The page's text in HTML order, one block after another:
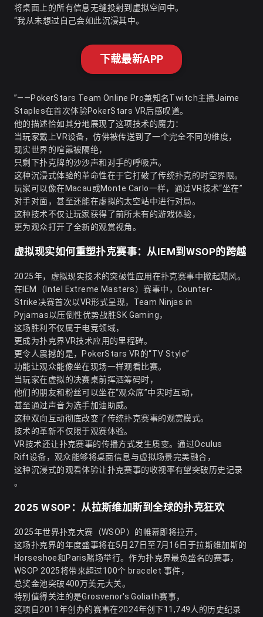
将桌面上的所有信息无缝投射到虚拟空间中。
“我从未想过自己会如此沉浸其中。
下载最新APP
”——PokerStars Team Online Pro兼知名Twitch主播Jaime
Staples在首次体验PokerStars VR后感叹道。
他的描述恰如其分地展现了这项技术的魔力：
当玩家戴上VR设备，仿佛被传送到了一个完全不同的维度，
现实世界的喧嚣被隔绝，
只剩下扑克牌的沙沙声和对手的呼吸声。
这种沉浸式体验的革命性在于它打破了传统扑克的时空界限。
玩家可以像在Macau或Monte Carlo一样，通过VR技术“坐在”
对手对面，甚至还能在虚拟的太空站中进行对局。
这种技术不仅让玩家获得了前所未有的游戏体验，
更为观众打开了全新的观赏视角。
虚拟现实如何重塑扑克赛事：从IEM到WSOP的跨越
2025年，虚拟现实技术的突破性应用在扑克赛事中掀起飓风。
在IEM（Intel Extreme Masters）赛事中，Counter-
Strike决赛首次以VR形式呈现，Team Ninjas in
Pyjamas以压倒性优势战胜SK Gaming，
这场胜利不仅属于电竞领域，
更成为扑克界VR技术应用的里程碑。
更令人震撼的是，PokerStars VR的“TV Style”
功能让观众能像坐在现场一样观看比赛。
当玩家在虚拟的决赛桌前挥洒筹码时，
他们的朋友和粉丝可以坐在“观众席”中实时互动，
甚至通过声音为选手加油助威。
这种双向互动彻底改变了传统扑克赛事的观赏模式。
技术的革新不仅限于观赛体验。
VR技术还让扑克赛事的传播方式发生质变。通过Oculus
Rift设备，观众能够将桌面信息与虚拟场景完美融合，
这种沉浸式的观看体验让扑克赛事的收视率有望突破历史记录
。
2025 WSOP：从拉斯维加斯到全球的扑克狂欢
2025年世界扑克大赛（WSOP）的帷幕即将拉开，
这场扑克界的年度盛事将在5月27日至7月16日于拉斯维加斯的
Horseshoe和Paris赌场举行。作为扑克界最负盛名的赛事，
WSOP 2025将带来超过100个 bracelet 事件，
总奖金池突破400万美元大关。
特别值得关注的是Grosvenor's Goliath赛事，
这项自2011年创办的赛事在2024年创下11,749人的历史纪录